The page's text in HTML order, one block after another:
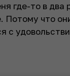
где-то в два
Потому что
с